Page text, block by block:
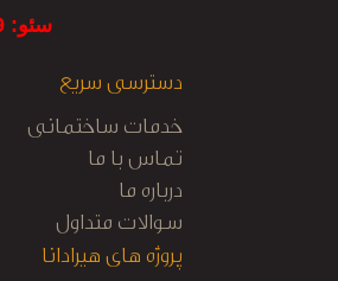
سئو: 09127305449
دسترسی سریع
خدمات ساختمانی
تماس با ما
درباره ما
سوالات متداول
پروژه های هیرادانا